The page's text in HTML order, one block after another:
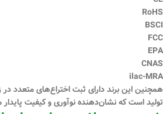
RoHS
BSCI
FCC
EPA
CNAS
ilac-MRA
همچنین این برند دارای ثبت اختراع‌های متعدددر
تولید است که نشان‌دهنده نوآوری و کیفیت